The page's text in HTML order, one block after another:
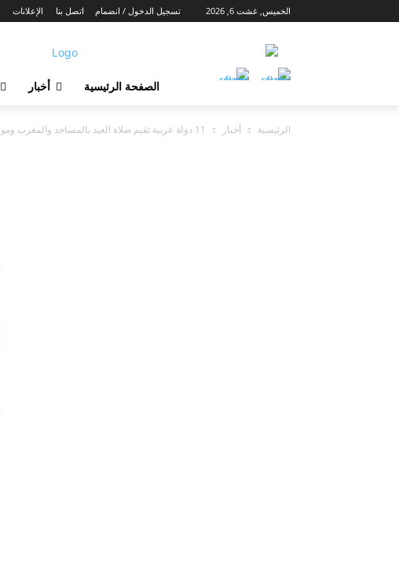
الخميس, غشت 6, 2026 تسجيل الدخول / انضمام الإعلانات اتصل بنا
الصفحة الرئيسية أخبار
الرئيسية أخبار 11 دولة عربية تقيم صلاة العيد بالمساجد والمغرب وموريتانيا وسلطنة عمان وتونس...